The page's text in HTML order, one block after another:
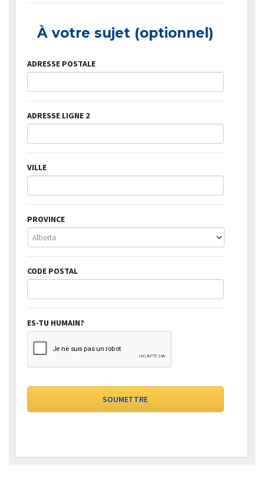
À votre sujet (optionnel)
ADRESSE POSTALE
ADRESSE LIGNE 2
VILLE
PROVINCE
CODE POSTAL
ES-TU HUMAIN?